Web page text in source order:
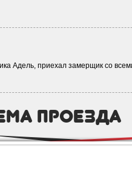
Адель, приехал замерщик со
проезда